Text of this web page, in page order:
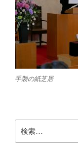
手製の紙芝居
索: